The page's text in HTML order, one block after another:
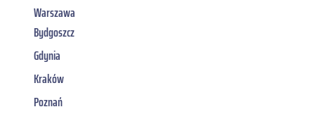
Warszawa
Bydgoszcz
Gdynia
Kraków
Poznań